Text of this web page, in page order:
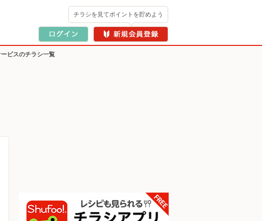
チラシを見てポイントを貯めよう
ビスのチラシ一覧